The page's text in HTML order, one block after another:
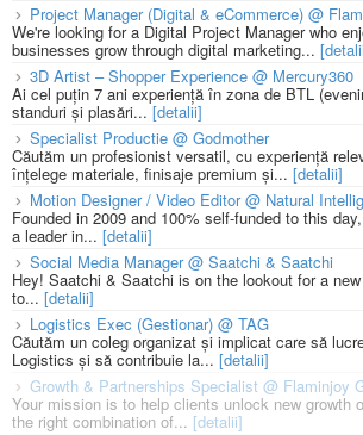
Project Manager (Digital & eCommerce) @
We're looking for a Digital Project Manager who
businesses grow through digital marketing...
3D Artist – Shopper Experience @ Mercury360
Ai cel puțin 7 ani experiență în zona de BTL
standuri și plasări...[detalii]
Specialist Productie @ Godmother
Căutăm un profesionist versatil, cu experiență
înțelege materiale, finisaje premium și... [detalii]
Motion Designer / Video Editor @ Natural
Founded in 2009 and 100% self-funded to this
a leader in... [detalii]
Social Media Manager @ Saatchi & Saatchi
Hey! Saatchi & Saatchi is on the lookout for a
to... [detalii]
Logistics Exec (Gestionar) @ TAG
Căutăm un coleg organizat și implicat care să
Logistics și să contribuie la... [detalii]
Growth & Partnerships Specialist @ Flaminjoy
Your mission is to help clients unlock new growth
the right combination of... [detalii]